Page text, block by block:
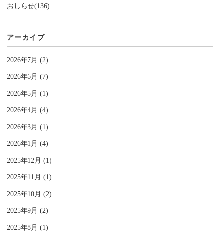
おしらせ(136)
アーカイブ
2026年7月 (2)
2026年6月 (7)
2026年5月 (1)
2026年4月 (4)
2026年3月 (1)
2026年1月 (4)
2025年12月 (1)
2025年11月 (1)
2025年10月 (2)
2025年9月 (2)
2025年8月 (1)